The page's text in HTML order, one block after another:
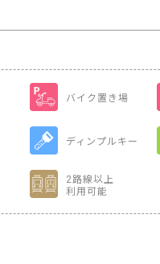
バイク置き場
ディンプルキー
2路線以上
利用可能